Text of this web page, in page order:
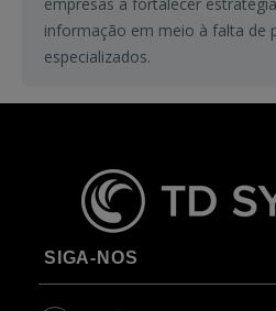
informação em meio à falta de
especializados.
SIGA-NOS